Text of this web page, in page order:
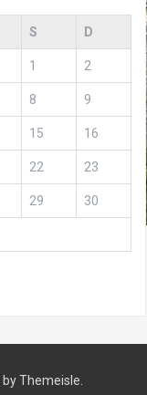
S D
1 2
8 9
15 16
22 23
29 30
by Themeisle.